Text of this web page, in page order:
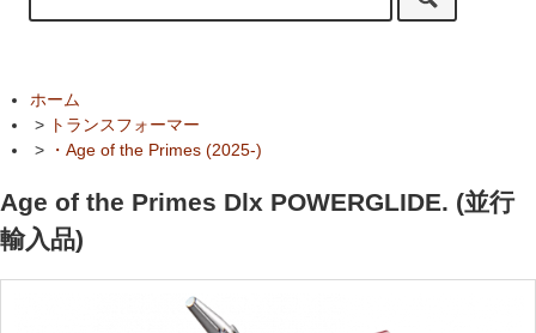
ホーム
> トランスフォーマー
>
・Age of the Primes (2025-)
Age of the Primes Dlx POWERGLIDE. (並行
輸入品)